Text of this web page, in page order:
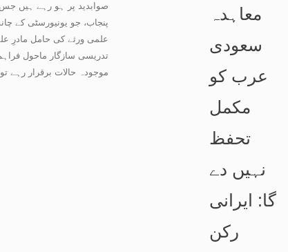
صوابدید پر ہو رہے ہیں جس
پنجاب، جو یونیورسٹی کے
علمی ورثے کی حامل مادرِ
تدریسی سازگار ماحول
موجودہ حالات برقرار رہے
معاہدہ
سعودی
عرب کو
مکمل
تحفظ
نہیں دے
گا: ایرانی
رکن